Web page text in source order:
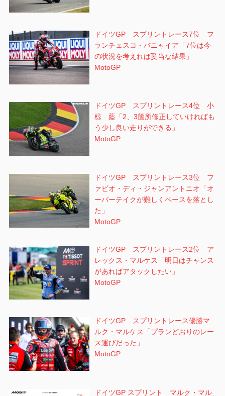
ドイツGP スプリントレース7位 フ
ランチェスコ・バニャイア「7位は今
の状況を考えれば妥当な結果」
MotoGP
ドイツGP スプリントレース4位 小
椋 藍「2、3箇所修正していければも
う少し良い走りができる」
MotoGP
ドイツGP スプリントレース3位 フ
ァビオ・ディ・ジャンアントニオ「オ
ーバーテイクが難しくペースを落とし
た」
MotoGP
ドイツGP スプリントレース2位 ア
レックス・マルケス「明日はチャンス
があればアタックしたい」
MotoGP
ドイツGP スプリントレース優勝マ
ルク・マルケス「プランどおりのレー
ス運びだった」
MotoGP
ドイツGP スプリント マルク・マル